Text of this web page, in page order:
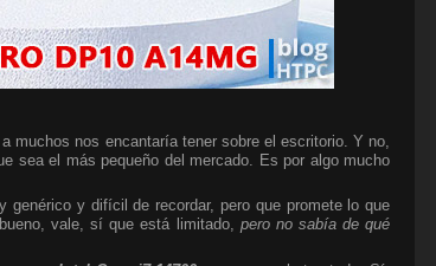
muchos nos encantaría tener sobre el escritorio. Y no,
sea el más pequeño del mercado. Es por algo mucho
genérico y difícil de recordar, pero que promete lo que
vale, sí que está limitado, pero no sabía de qué